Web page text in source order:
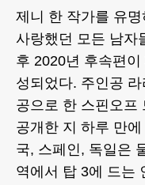
제니 한 작가를 유
사랑했던 모든 남자
후 2020년 후속편
성되었다. 주인공
공으로 한 스핀오프
공개한 지 하루 만
국, 스페인, 독일은
역에서 탑 3에 드는